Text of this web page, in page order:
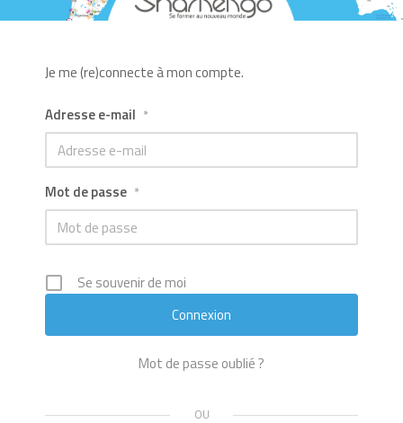
Je me (re)connecte à mon compte.
Adresse e-mail *
Mot de passe *
Se souvenir de moi
Mot de passe oublié ?